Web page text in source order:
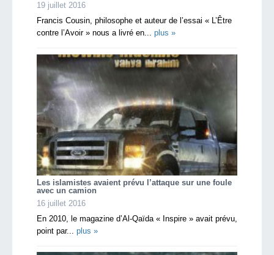
19 juillet 2016
Francis Cousin, philosophe et auteur de l’essai « L’Être
contre l’Avoir » nous a livré en... plus »
Les islamistes avaient prévu l’attaque sur une foule
avec un camion
16 juillet 2016
En 2010, le magazine d’Al-Qaïda « Inspire » avait prévu,
point par... plus »